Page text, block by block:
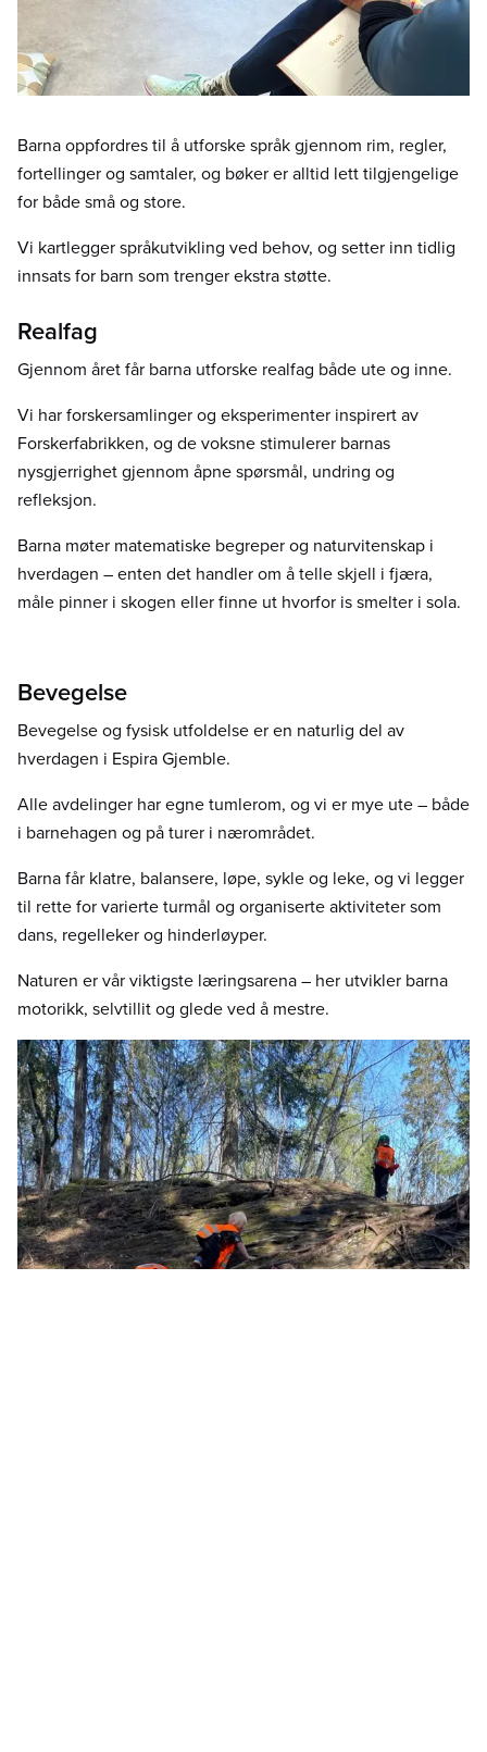
Barna oppfordres til å utforske språk gjennom rim, regler,
fortellinger og samtaler, og bøker er alltid lett tilgjengelige
for både små og store.
Vi kartlegger språkutvikling ved behov, og setter inn tidlig
innsats for barn som trenger ekstra støtte.
Realfag
Gjennom året får barna utforske realfag både ute og inne.
Vi har forskersamlinger og eksperimenter inspirert av
Forskerfabrikken, og de voksne stimulerer barnas
nysgjerrighet gjennom åpne spørsmål, undring og
refleksjon.
Barna møter matematiske begreper og naturvitenskap i
hverdagen – enten det handler om å telle skjell i fjæra,
måle pinner i skogen eller finne ut hvorfor is smelter i sola.
Bevegelse
Bevegelse og fysisk utfoldelse er en naturlig del av
hverdagen i Espira Gjemble.
Alle avdelinger har egne tumlerom, og vi er mye ute – både
i barnehagen og på turer i nærområdet.
Barna får klatre, balansere, løpe, sykle og leke, og vi legger
til rette for varierte turmål og organiserte aktiviteter som
dans, regelleker og hinderløyper.
Naturen er vår viktigste læringsarena – her utvikler barna
motorikk, selvtillit og glede ved å mestre.